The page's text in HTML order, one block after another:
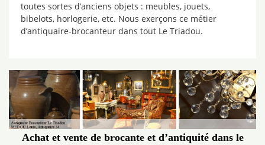
toutes sortes d’anciens objets : meubles, jouets,
bibelots, horlogerie, etc. Nous exerçons ce métier
d’antiquaire-brocanteur dans tout Le Triadou.
Achat et vente de brocante et d’antiquité dans le